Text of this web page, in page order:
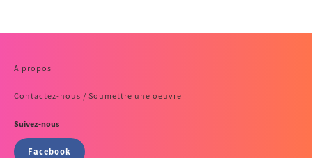
A propos
Contactez-nous / Soumettre une oeuvre
Suivez-nous
Facebook